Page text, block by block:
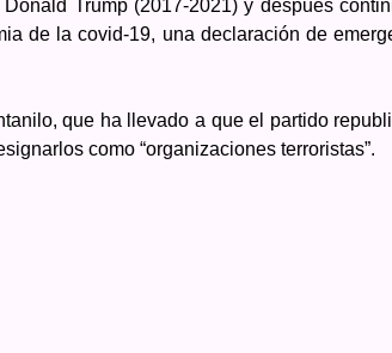
Trump (2017-2021) y después
de la covid-19, una declaración de
que ha llevado a que el partido
como “organizaciones terroristas”.